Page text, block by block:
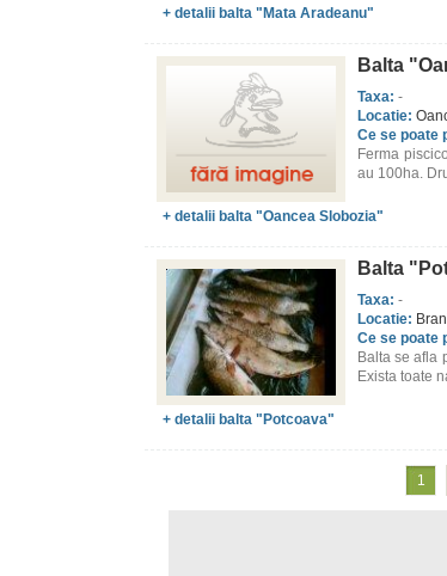
+ detalii balta "Mata Aradeanu"
Balta
Taxa: -
Locatie:
Ce se poate
Ferma
au 100ha.
+ detalii balta "Oancea Slobozia"
Balta
Taxa: -
Locatie:
Ce se poate
Balta se afla
Exista toate
+ detalii balta "Potcoava"
1